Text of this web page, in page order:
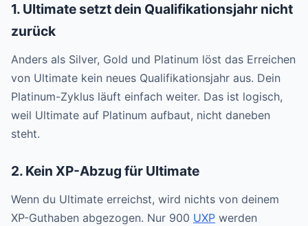
1. Ultimate setzt dein Qualifikationsjahr nicht
zurück
Anders als Silver, Gold und Platinum löst das Erreichen
von Ultimate kein neues Qualifikationsjahr aus. Dein
Platinum-Zyklus läuft einfach weiter. Das ist logisch,
weil Ultimate auf Platinum aufbaut, nicht daneben
steht.
2. Kein XP-Abzug für Ultimate
Wenn du Ultimate erreichst, wird nichts von deinem
XP-Guthaben abgezogen. Nur 900 UXP werden